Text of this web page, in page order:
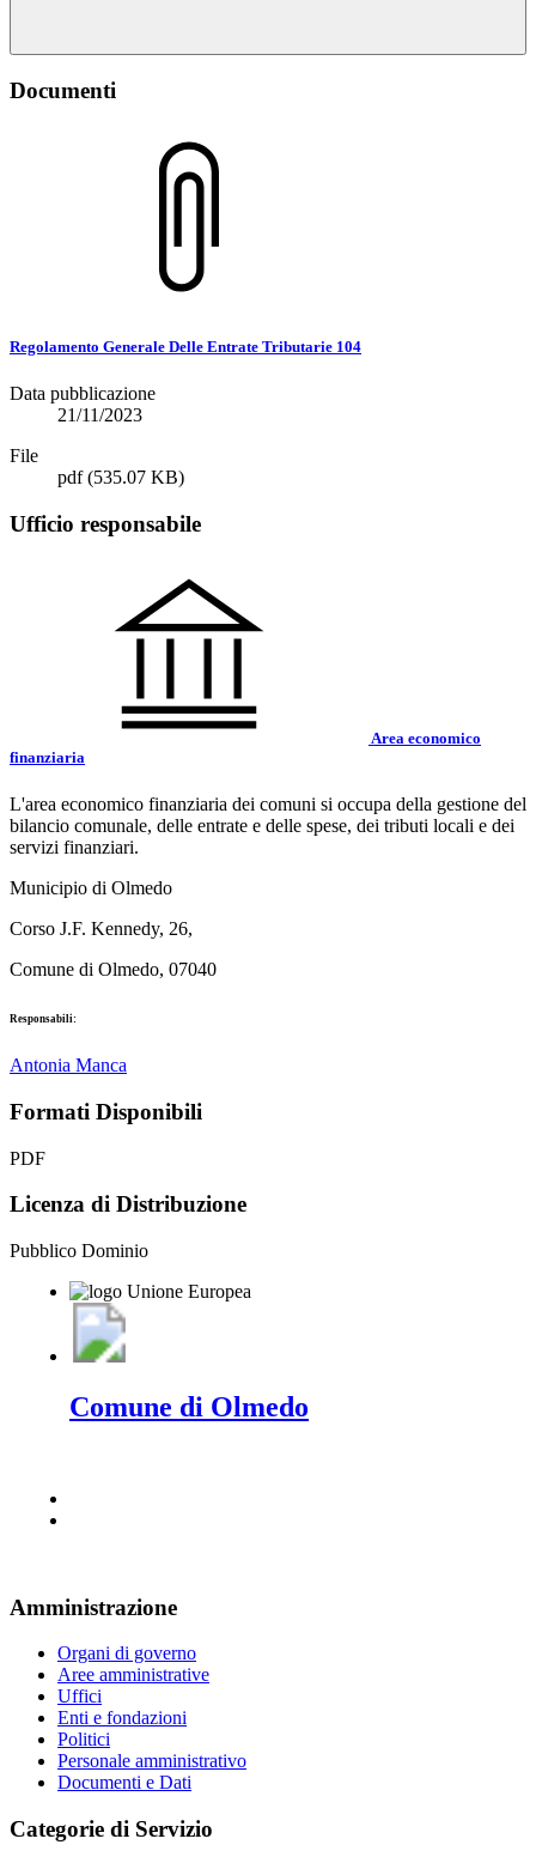
Documenti
Regolamento Generale Delle Entrate Tributarie 104
Data pubblicazione
21/11/2023
File
pdf(535.07 KB)
Ufficio responsabile
Area economico
finanziaria
L'area economico finanziaria dei comuni si occupa della gestione del
bilancio comunale, delle entrate e delle spese, dei tributi locali e dei
servizi finanziari.
Municipio di Olmedo
Corso J.F. Kennedy, 26,
Comune di Olmedo, 07040
Responsabili:
Antonia Manca
Formati Disponibili
PDF
Licenza di Distribuzione
Pubblico Dominio
Comune di Olmedo
Amministrazione
Organi di governo
Aree amministrative
Uffici
Enti e fondazioni
Politici
Personale amministrativo
Documenti e Dati
Categorie di Servizio